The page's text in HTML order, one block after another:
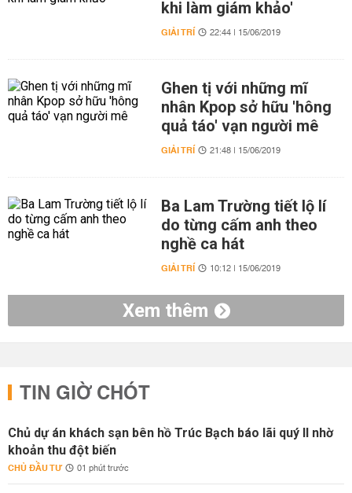
khi làm giám khảo'
GIẢI TRÍ 22:44 | 15/06/2019
Ghen tị với những mĩ
nhân Kpop sở hữu 'hông
quả táo' vạn người mê
GIẢI TRÍ 21:48 | 15/06/2019
Ba Lam Trường tiết lộ lí
do từng cấm anh theo
nghề ca hát
GIẢI TRÍ 10:12 | 15/06/2019
Xem thêm
TIN GIỜ CHÓT
Chủ dự án khách sạn bên hồ Trúc Bạch báo lãi quý II nhờ
khoản thu đột biến
CHỦ ĐẦU TƯ 01 phút trước